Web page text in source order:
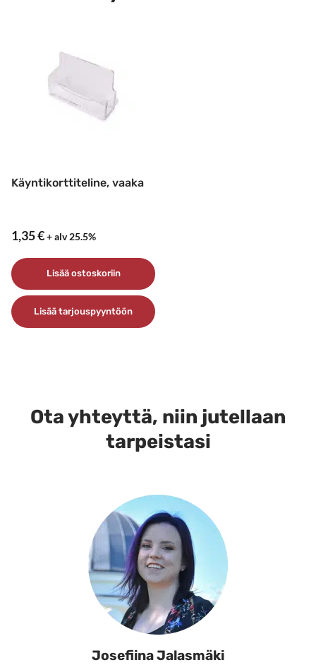
Käyntikorttiteline, vaaka
1,35€+ alv 25.5%
Lisää ostoskoriin
Lisää tarjouspyyntöön
Ota yhteyttä, niin jutellaan
tarpeistasi
Josefiina Jalasmäki